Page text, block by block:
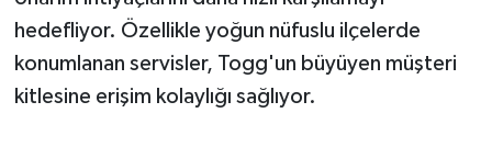
hedefliyor. Özellikle yoğun nüfuslu ilçelerde
konumlanan servisler, Togg'un büyüyen müşteri
kitlesine erişim kolaylığı sağlıyor.